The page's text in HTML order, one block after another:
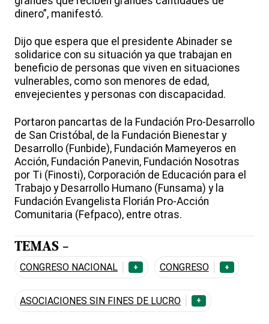
dinero”, manifestó.
Dijo que espera que el presidente Abinader se
solidarice con su situación ya que trabajan en
beneficio de personas que viven en situaciones
vulnerables, como son menores de edad,
envejecientes y personas con discapacidad.
Portaron pancartas de la Fundación Pro-Desarrollo
de San Cristóbal, de la Fundación Bienestar y
Desarrollo (Funbide), Fundación Mameyeros en
Acción, Fundación Panevin, Fundación Nosotras
por Ti (Finosti), Corporación de Educación para el
Trabajo y Desarrollo Humano (Funsama) y la
Fundación Evangelista Florián Pro-Acción
Comunitaria (Fefpaco), entre otras.
TEMAS -
CONGRESO NACIONAL + CONGRESO +
ASOCIACIONES SIN FINES DE LUCRO +